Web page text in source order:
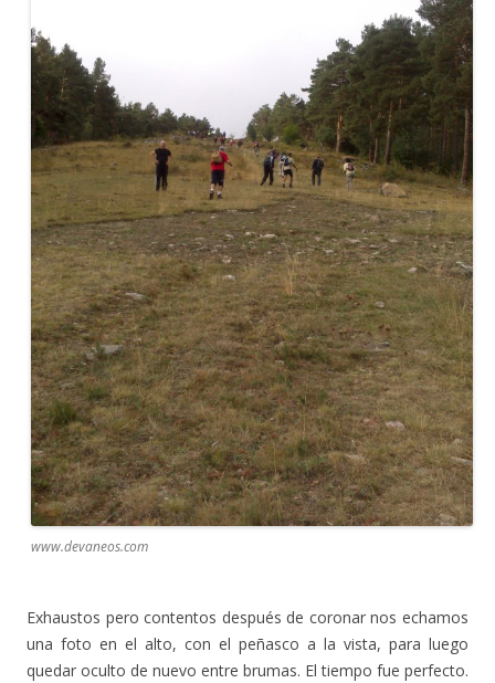
www.devaneos.com
Exhaustos pero contentos después de coronar nos echamos
una foto en el alto, con el peñasco a la vista, para luego
quedar oculto de nuevo entre brumas. El tiempo fue perfecto.